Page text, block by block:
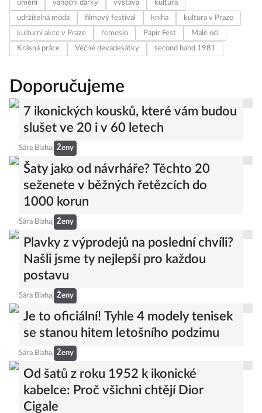
umění vánoční dárky výstava
kultura
kulturní akce v Praze
řemeslo
Krásná práce
Doporučujeme
7 ikonických kousků, které vám budou
slušet ve 20 i v 60 letech
Sára Blahaj Ženy
Šaty jako od návrháře? Těchto 20
seženete v běžných řetězcích do
1000 korun
Sára Blahaj Ženy
Plavky z výprodejů na poslední chvíli?
Našli jsme ty nejlepší pro každou
postavu
Sára Blahaj Ženy
Je to oficiální! Tyhle 4 modely tenisek
se stanou hitem letošního podzimu
Sára Blahaj Ženy